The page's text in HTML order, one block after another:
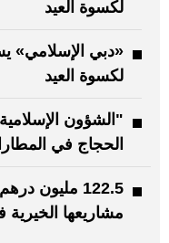
لكسوة العيد
«دبي الإسلامي»
لكسوة العيد
"الشؤون
الحجاج في
122.5 مليون
مشاريعها